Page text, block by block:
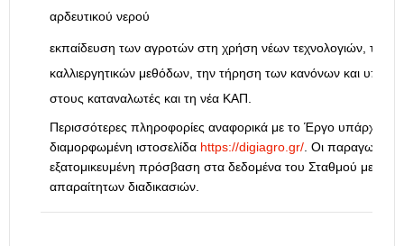
αρδευτικού νερού
εκπαίδευση των αγροτών στη χρήση νέων τεχνολογιών, την
καλλιεργητικών μεθόδων, την τήρηση των κανόνων και
στους καταναλωτές και τη νέα ΚΑΠ.
Περισσότερες πληροφορίες αναφορικά με το Έργο υπάρχουν
διαμορφωμένη ιστοσελίδα https://digiagro.gr/. Οι παραγωγοί
εξατομικευμένη πρόσβαση στα δεδομένα του Σταθμού μετά
απαραίτητων διαδικασιών.